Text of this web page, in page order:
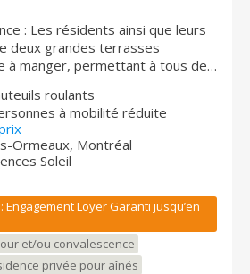
leurs
deux grandes terrasses
à manger, permettant à tous de
du magnifique paysage
Island depuis le 9e et dernier
est établie sur le côté ouest du
Jean, lequel offre une
commerces et petites
vers le sud sur le centre
totalité des employés de terrain
Disponibilités
Types d’unités :
4 ½ et options soins
Ormeaux, Montréal
Soleil
Loyer Garanti jusqu’en
et/ou convalescence
privée pour aînés